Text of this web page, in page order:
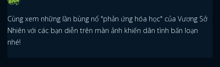
Cùng xem những lần bùng nổ "phản ứng hóa học" của Vương Sở
Nhiên với các bạn diễn trên màn ảnh khiến dân tình bấn loạn
nhé!